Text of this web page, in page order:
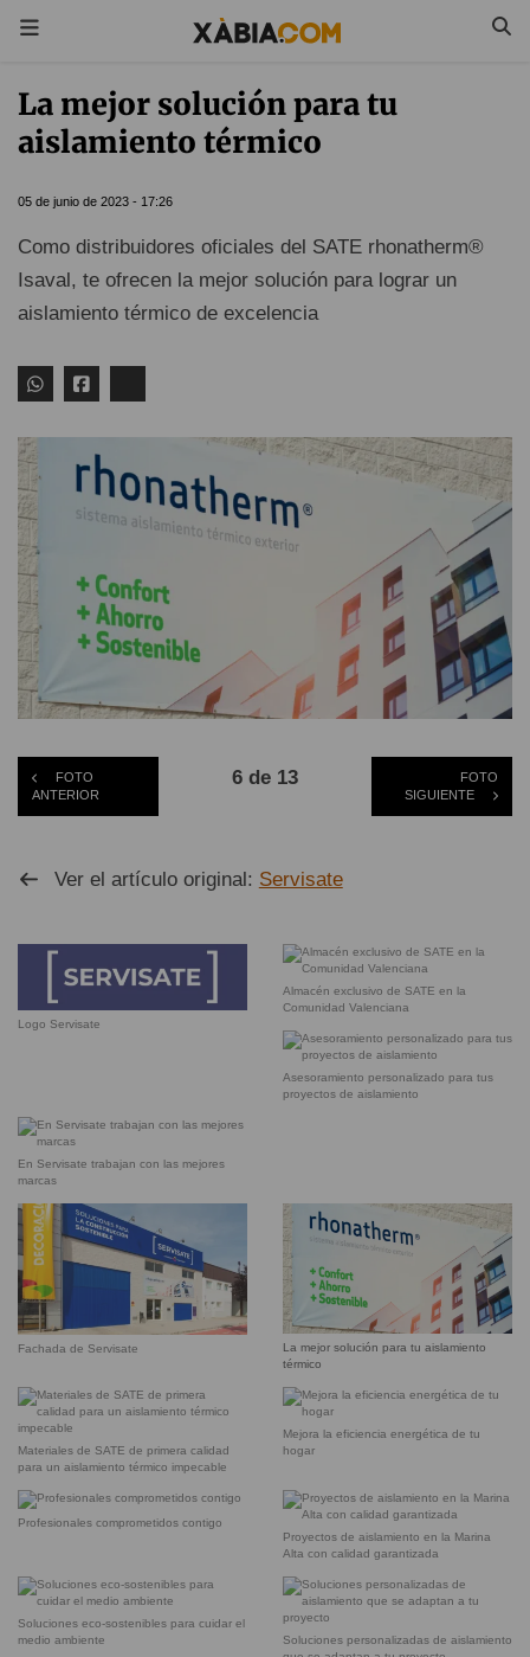
La mejor solución para tu
aislamiento térmico
05 de junio de 2023 - 17:26
Como distribuidores oficiales del SATE rhonatherm®
Isaval, te ofrecen la mejor solución para lograr un
aislamiento térmico de excelencia
FOTO
ANTERIOR
6 de 13
FOTO
SIGUIENTE
Ver el artículo original: Servisate
Logo Servisate
Almacén exclusivo de SATE en la
Comunidad Valenciana
Asesoramiento personalizado para tus
proyectos de aislamiento
En Servisate trabajan con las mejores
marcas
Fachada de Servisate
La mejor solución para tu aislamiento
térmico
Materiales de SATE de primera calidad
para un aislamiento térmico impecable
Mejora la eficiencia energética de tu
hogar
Profesionales comprometidos contigo
Proyectos de aislamiento en la Marina
Alta con calidad garantizada
Soluciones eco-sostenibles para cuidar el
medio ambiente
Soluciones personalizadas de aislamiento